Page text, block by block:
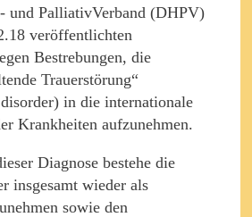
und PalliativVerband (DHPV)
veröffentlichten
Bestrebungen, die
Trauerstörung“
in die internationale
Krankheiten aufzunehmen.
Diagnose bestehe die
insgesamt wieder als
sowie den